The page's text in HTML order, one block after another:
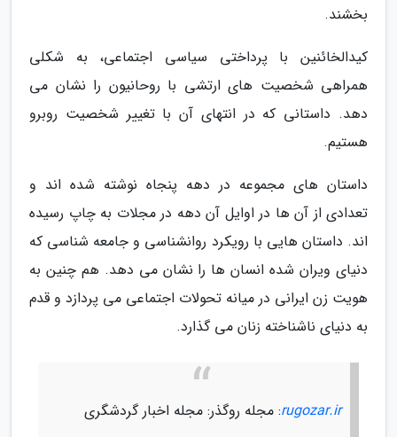
بخشند.
کیدالخائنین با پرداختی سیاسی اجتماعی، به شکلی
همراهی شخصیت های ارتشی با روحانیون را نشان می
دهد. داستانی که در انتهای آن با تغییر شخصیت روبرو
هستیم.
داستان های مجموعه در دهه پنجاه نوشته شده اند و
تعدادی از آن ها در اوایل آن دهه در مجلات به چاپ رسیده
اند. داستان هایی با رویکرد روانشناسی و جامعه شناسی که
دنیای ویران شده انسان ها را نشان می دهد. هم چنین به
هویت زن ایرانی در میانه تحولات اجتماعی می پردازد و قدم
به دنیای ناشناخته زنان می گذارد.
rugozar.ir: مجله روگذر: مجله اخبار گردشگری